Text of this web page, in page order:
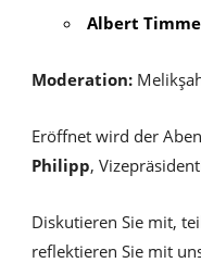
Albert
Moderation:
Eröffnet wird der
Philipp,
Diskutieren Sie mit,
reflektieren Sie mit